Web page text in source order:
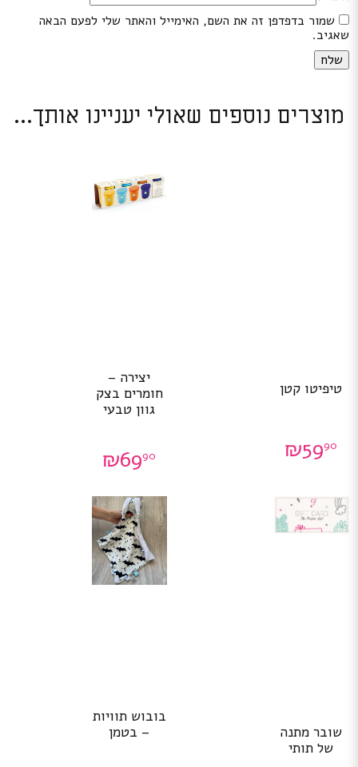
שמור בדפדפן זה את השם, האימייל והאתר שלי לפעם הבאה
שאגיב.
מוצרים נוספים שאולי יעניינו אותך...
טיפיטו קטן
₪5990
יצירה –
חומרים בצק
גוון טבעי
₪6990
שובר מתנה
של תותי
בובוש תוויות
– בטמן